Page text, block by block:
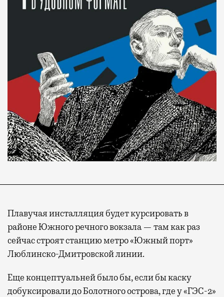
Плавучая инсталляция будет курсировать в
районе Южного речного вокзала — там как раз
сейчас строят станцию метро «Южный порт»
Люблинско-Дмитровской линии.
Еще концептуальней было бы, если бы каску
добуксировали до Болотного острова, где у «ГЭС-2»